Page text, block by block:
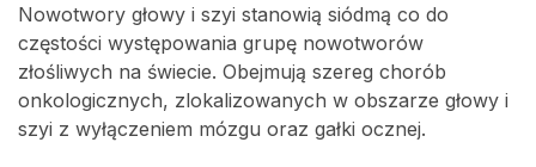
Nowotwory głowy i szyi stanowią siódmą co do
częstości występowania grupę nowotworów
złośliwych na świecie. Obejmują szereg chorób
onkologicznych, zlokalizowanych w obszarze głowy i
szyi z wyłączeniem mózgu oraz gałki ocznej.